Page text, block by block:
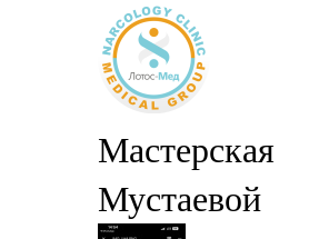
Мастерская
Мустаевой